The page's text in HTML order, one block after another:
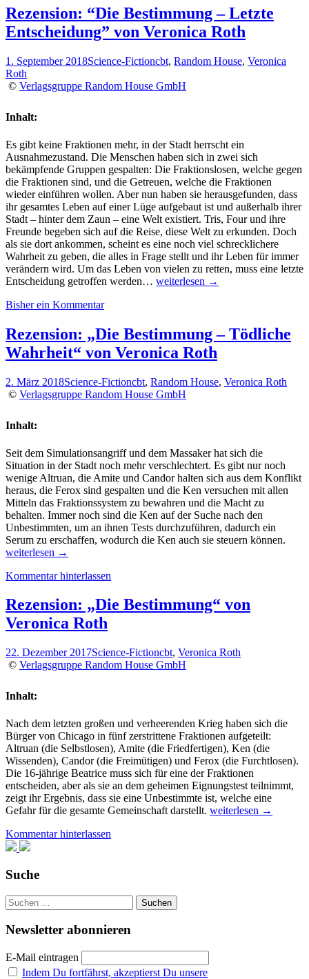
Heute
beginnt
das
der
Welt”
von
Rezension: “Die Bestimmung – Letzte
Entscheidung” von Veronica Roth
1. September 2018Science-Fictioncbt, Random House, Veronica
Roth
© Verlagsgruppe Random House GmbH
Inhalt:
Es gibt keine Fraktionen mehr, in der Stadt herrscht ein
Ausnahmezustand. Die Menschen haben sich in zwei sich
bekämpfende Gruppen gespalten: Die Fraktionslosen, welche gegen
die Fraktionen sind, und die Getreuen, welche die Fraktionen
wieder einführen wollen. Aber nun haben sie herausgefunden, dass
ihr gesamtes Leben auf einer Lüge aufgebaut ist und außerhalb ihrer
Stadt – hinter dem Zaun – eine Welt existiert. Tris, Four und ihre
Freunde begeben sich auf die Reise, diese Welt zu erkunden. Doch
als sie dort ankommen, scheint es eine noch viel schrecklichere
Wahrheit zu geben, die alles in Frage stellt und ihr Leben für immer
verändern wird. Um das Leben von vielen zu retten, muss eine letzte
Entscheidung getroffen werden… Rezension:
Letzte
Entscheidung”
von
Roth
weiterlesen →
Bisher ein Kommentar
Rezension: „Die Bestimmung – Tödliche
Wahrheit“ von Veronica Roth
2. März 2018Science-Fictioncbt, Random House, Veronica Roth
© Verlagsgruppe Random House GmbH
Inhalt:
Seit dem Simulationsangriff und dem Massaker hat sich die
Situation in der Stadt noch mehr verschlechtert. Es gibt nur noch
wenige Altruan, die Amite und Candor halten sich aus dem Konflikt
heraus, die Ferox sind gespalten und die Ken versuchen mit allen
Mitteln das Fraktionssystem zu bewahren und die Macht zu
behalten. Immer noch sind die Ken auf der Suche nach den
Unbestimmten, um an ihnen Tests durchzuführen, dadurch ein
Serum zu erschaffen, wodurch die Ken auch sie steuern können.
weiterlesen →
Kommentar hinterlassen
Rezension: „Die Bestimmung“ von
Veronica Roth
22. Dezember 2017Science-Fictioncbt, Veronica Roth
© Verlagsgruppe Random House GmbH
Inhalt:
Nach dem letzten großen und verheerenden Krieg haben sich die
Bürger von Chicago in fünf zerstrittene Fraktionen aufgeteilt:
Altruan (die Selbstlosen), Amite (die Friedfertigen), Ken (die
Wissenden), Candor (die Freimütigen) und Ferox (die Furchtlosen).
Die 16-jährige Beatrice muss sich für eine der Fraktionen
entscheiden, aber als sie an dem geheimen Eignungstest teilnimmt,
zeigt ihr Ergebnis, dass sie eine Unbestimmte ist, welche eine
Gefahr für die gesamte Gemeinschaft darstellt. Rezension:
weiterlesen →
Kommentar hinterlassen
Suche
Suchen
nach:
Newsletter abonnieren
E-Mail eintragen
Indem Du fortfährst, akzeptierst Du unsere